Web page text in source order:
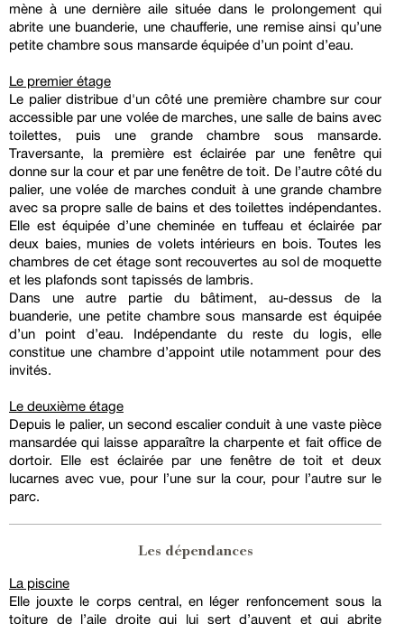
mène à une dernière aile située dans le prolongement qui
abrite une buanderie, une chaufferie, une remise ainsi qu’une
petite chambre sous mansarde équipée d’un point d’eau.
Le premier étage
Le palier distribue d'un côté une première chambre sur cour
accessible par une volée de marches, une salle de bains avec
toilettes, puis une grande chambre sous mansarde.
Traversante, la première est éclairée par une fenêtre qui
donne sur la cour et par une fenêtre de toit. De l’autre côté du
palier, une volée de marches conduit à une grande chambre
avec sa propre salle de bains et des toilettes indépendantes.
Elle est équipée d’une cheminée en tuffeau et éclairée par
deux baies, munies de volets intérieurs en bois. Toutes les
chambres de cet étage sont recouvertes au sol de moquette
et les plafonds sont tapissés de lambris.
Dans une autre partie du bâtiment, au-dessus de la
buanderie, une petite chambre sous mansarde est équipée
d’un point d’eau. Indépendante du reste du logis, elle
constitue une chambre d’appoint utile notamment pour des
invités.
Le deuxième étage
Depuis le palier, un second escalier conduit à une vaste pièce
mansardée qui laisse apparaître la charpente et fait office de
dortoir. Elle est éclairée par une fenêtre de toit et deux
lucarnes avec vue, pour l’une sur la cour, pour l’autre sur le
parc.
Les dépendances
La piscine
Elle jouxte le corps central, en léger renfoncement sous la
toiture de l’aile droite qui lui sert d’auvent et qui abrite